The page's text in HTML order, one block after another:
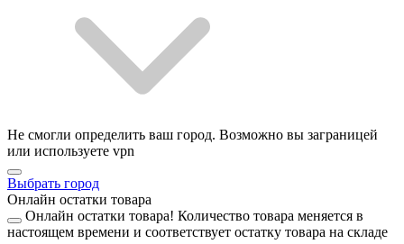
Не смогли определить ваш город. Возможно вы заграницей
или используете vpn
Выбрать город
Онлайн остатки товара
Онлайн остатки товара! Количество товара меняется в
настоящем времени и соответствует остатку товара на складе